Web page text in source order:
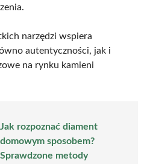
narzędzi wspiera
autentyczności, jak i
na rynku kamieni
Jak rozpoznać diament
domowym sposobem?
Sprawdzone metody